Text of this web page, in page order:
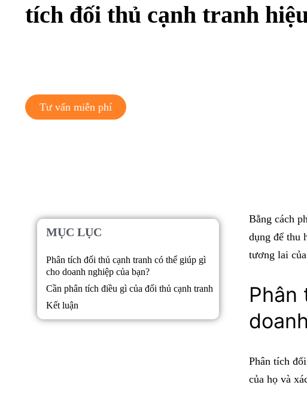
tích đối thủ cạnh tranh
Tư vấn miễn phí
MỤC LỤC
Phân tích đối thủ cạnh tranh có thể giúp gì
cho doanh nghiệp của bạn?
Cần phân tích điều gì của đối thủ cạnh tranh
Kết luận
Bằng cách
dụng để thu
tương lai
Phân tích
của họ và